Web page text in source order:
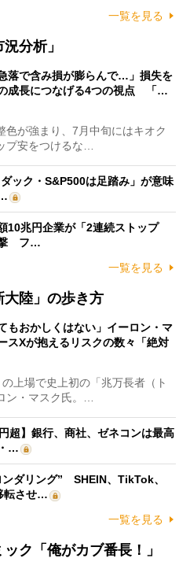
一覧を見る
分析」
落で含み損が膨らんで…」損失を
成長につなげる4つの視点 「…
が強まり、7月中旬にはキオク
プ安をつけるな…
ック・S&P500は足踏み」が意味
10兆円企業が「2連続ストップ
撃 フ…
一覧を見る
大陸」の歩き方
もおかしくはない」イーロン・マ
スXが抱えるリスクの数々「絶対
上場で史上初の「兆万長者（ト
ン・マスク氏。…
超】銀行、商社、ゼネコンは最高
…
ダリング” SHEIN、TikTok、
転させ…
一覧を見る
ク「俺がカブ番長！」